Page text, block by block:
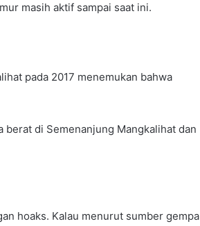
masih aktif sampai saat ini.
pada 2017 menemukan bahwa
di Semenanjung Mangkalihat dan
hoaks. Kalau menurut sumber gempa